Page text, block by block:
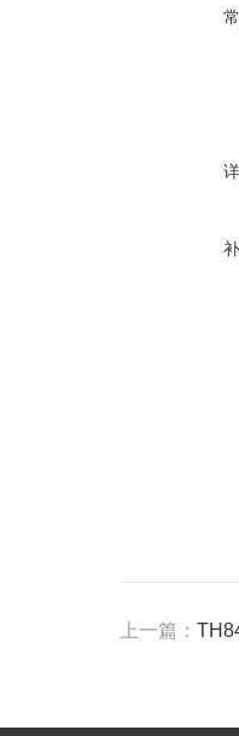
上一篇：